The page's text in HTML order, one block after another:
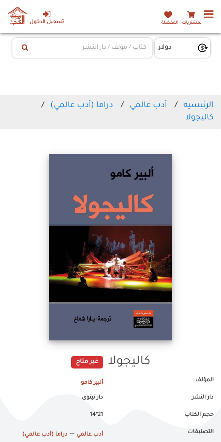
تسجيل الدخول المشتريات المفضلة
الرئيسيه أدب عالمي
دراما (أدب عالمي)
كاليجولا
كاليجولا غير متاح
المؤلف ألبير كامو
دار النشر دار نينوى
حجم الكتاب 21*14
التصنيفات أدب عالمي -- دراما (أدب عالمي)